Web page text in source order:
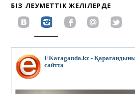
БІЗ ӘЛЕУМЕТТІК ЖЕЛІЛЕРДЕ
EKaraganda.kz -
сайтта